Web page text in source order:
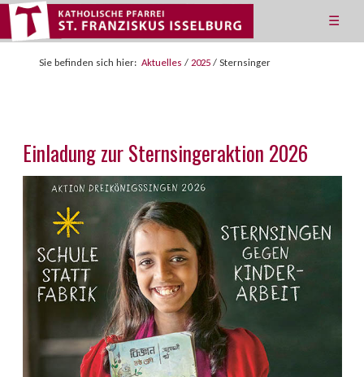
☰
Sie befinden sich hier: Aktuelles / 2025 / Sternsinger
Einladung zur Sternsingeraktion 2026